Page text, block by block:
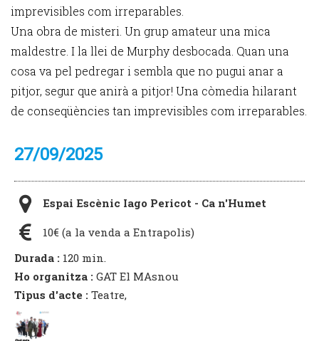
imprevisibles com irreparables.
Una obra de misteri. Un grup amateur una mica
maldestre. I la llei de Murphy desbocada. Quan una
cosa va pel pedregar i sembla que no pugui anar a
pitjor, segur que anirà a pitjor! Una còmedia hilarant
de conseqüències tan imprevisibles com irreparables.
27/09/2025
Espai Escènic Iago Pericot - Ca n'Humet
10€ (a la venda a Entrapolis)
Durada : 120 min.
Ho organitza : GAT El MAsnou
Tipus d'acte : Teatre,